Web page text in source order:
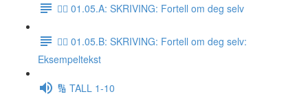
✍🏼 01.05.A: SKRIVING: Fortell om deg selv
✍🏼 01.05.B: SKRIVING: Fortell om deg selv:
Eksempeltekst
🔢 TALL 1-10